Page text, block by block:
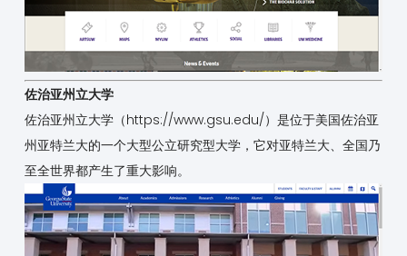
佐治亚州立大学
佐治亚州立大学（https://www.gsu.edu/）是位于美国佐治亚
州亚特兰大的一个大型公立研究型大学，它对亚特兰大、全国乃
至全世界都产生了重大影响。